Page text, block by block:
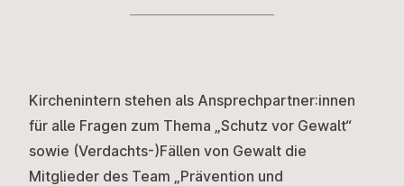
Kirchenintern stehen als Ansprechpartner:innen
für alle Fragen zum Thema „Schutz vor Gewalt“
sowie (Verdachts-)Fällen von Gewalt die
Mitglieder des Team „Prävention und